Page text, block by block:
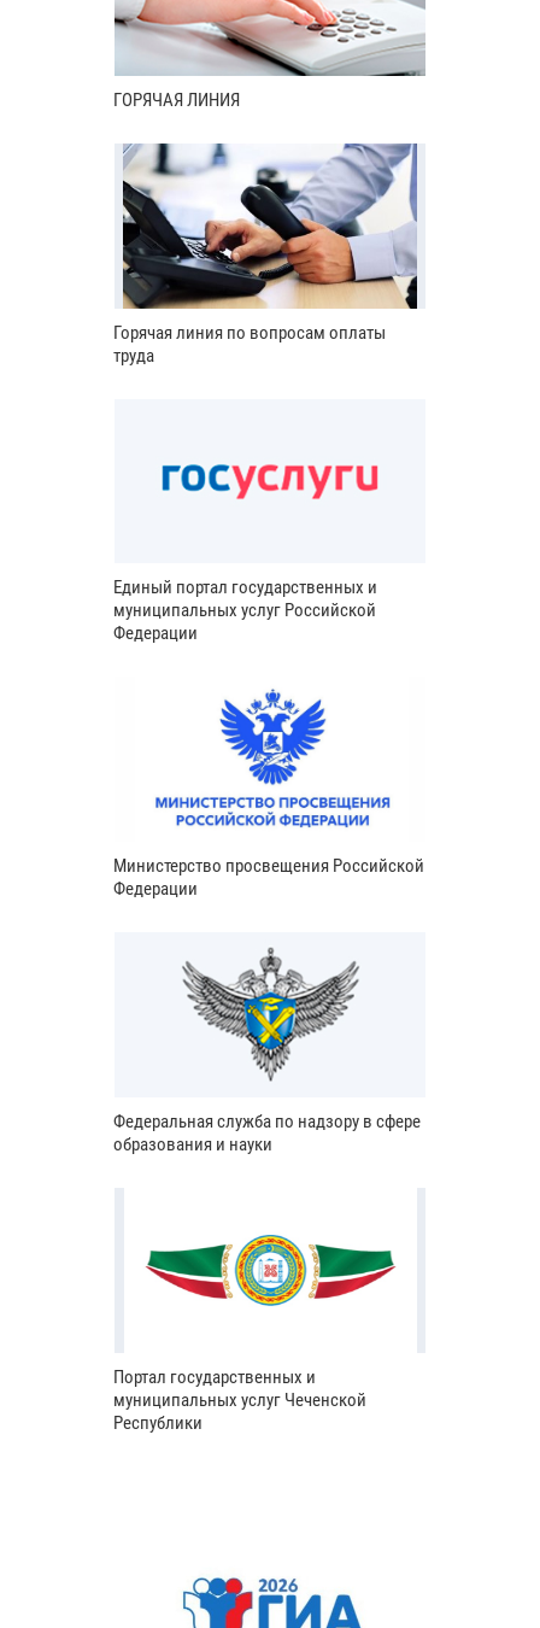
ГОРЯЧАЯ ЛИНИЯ
Горячая линия по вопросам оплаты
труда
Единый портал государственных и
муниципальных услуг Российской
Федерации
Министерство просвещения Российской
Федерации
Федеральная служба по надзору в сфере
образования и науки
Портал государственных и
муниципальных услуг Чеченской
Республики